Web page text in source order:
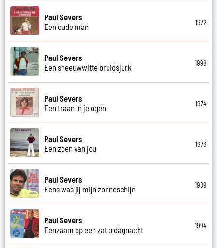
Paul Severs
Een oude man
1972
Paul Severs
Een sneeuwwitte bruidsjurk
1998
Paul Severs
Een traan in je ogen
1974
Paul Severs
Een zoen van jou
1973
Paul Severs
Eens was jij mijn zonneschijn
1989
Paul Severs
Eenzaam op een zaterdagnacht
1994